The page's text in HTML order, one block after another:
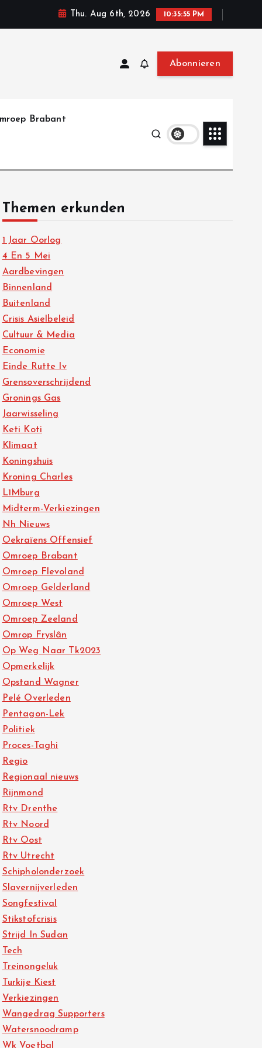
Thu. Aug 6th, 2026 10:35:57 PM
Abonnieren
Brabant
Themen erkunden
1 Jaar Oorlog
4 En 5 Mei
Aardbevingen
Binnenland
Buitenland
Crisis Asielbeleid
Cultuur & Media
Economie
Einde Rutte Iv
Grensoverschrijdend
Gronings Gas
Jaarwisseling
Keti Koti
Klimaat
Koningshuis
Kroning Charles
L1Mburg
Midterm-Verkiezingen
Nh Nieuws
Oekraïens Offensief
Omroep Brabant
Omroep Flevoland
Omroep Gelderland
Omroep West
Omroep Zeeland
Omrop Fryslân
Op Weg Naar Tk2023
Opmerkelijk
Opstand Wagner
Pelé Overleden
Pentagon-Lek
Politiek
Proces-Taghi
Regio
Regionaal nieuws
Rijnmond
Rtv Drenthe
Rtv Noord
Rtv Oost
Rtv Utrecht
Schipholonderzoek
Slavernijverleden
Songfestival
Stikstofcrisis
Strijd In Sudan
Tech
Treinongeluk
Turkije Kiest
Verkiezingen
Wangedrag Supporters
Watersnoodramp
Wk Voetbal